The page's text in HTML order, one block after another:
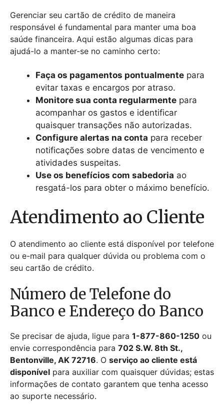
Gerenciar seu cartão de crédito de maneira
responsável é fundamental para manter uma boa
saúde financeira. Aqui estão algumas dicas para
ajudá-lo a manter-se no caminho certo:
Faça os pagamentos pontualmente para
evitar taxas e encargos por atraso.
Monitore sua conta regularmente para
acompanhar os gastos e identificar
quaisquer transações não autorizadas.
Configure alertas na conta para receber
notificações sobre datas de vencimento e
atividades suspeitas.
Use os benefícios com sabedoria ao
resgatá-los para obter o máximo benefício.
Atendimento ao Cliente
O atendimento ao cliente está disponível por telefone
ou e-mail para qualquer dúvida ou problema com o
seu cartão de crédito.
Número de Telefone do
Banco e Endereço do Banco
Se precisar de ajuda, ligue para 1-877-860-1250 ou
envie correspondência para 702 S.W. 8th St.,
Bentonville, AK 72716. O serviço ao cliente está
disponível para auxiliar com quaisquer dúvidas; estas
informações de contato garantem que tenha acesso
ao suporte necessário.